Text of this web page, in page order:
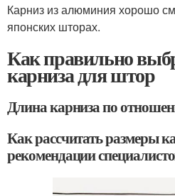
Карниз из алюминия хорошо
японских шторах.
Как правильно
карниза для штор
Длина карниза по
Как рассчитать размеры
рекомендации